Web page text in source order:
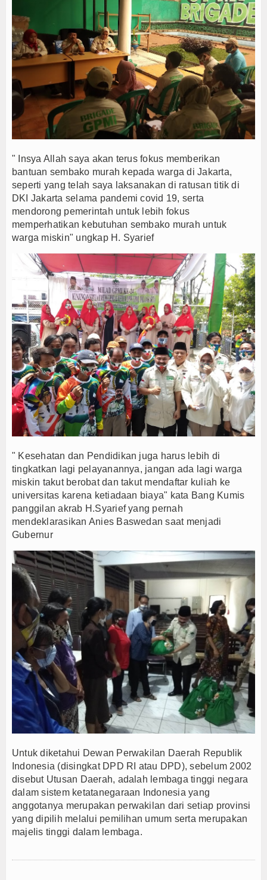
" Insya Allah saya akan terus fokus memberikan
bantuan sembako murah kepada warga di Jakarta,
seperti yang telah saya laksanakan di ratusan titik di
DKI Jakarta selama pandemi covid 19, serta
mendorong pemerintah untuk lebih fokus
memperhatikan kebutuhan sembako murah untuk
warga miskin" ungkap H. Syarief
" Kesehatan dan Pendidikan juga harus lebih di
tingkatkan lagi pelayanannya, jangan ada lagi warga
miskin takut berobat dan takut mendaftar kuliah ke
universitas karena ketiadaan biaya" kata Bang Kumis
panggilan akrab H.Syarief yang pernah
mendeklarasikan Anies Baswedan saat menjadi
Gubernur
Untuk diketahui Dewan Perwakilan Daerah Republik
Indonesia (disingkat DPD RI atau DPD), sebelum 2002
disebut Utusan Daerah, adalah lembaga tinggi negara
dalam sistem ketatanegaraan Indonesia yang
anggotanya merupakan perwakilan dari setiap provinsi
yang dipilih melalui pemilihan umum serta merupakan
majelis tinggi dalam lembaga.